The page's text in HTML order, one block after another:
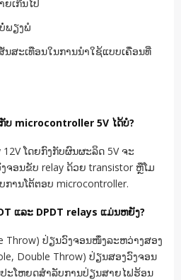
ເກີນໄປ
ພຽງພໍ
ສະເທືອນໃນການນຳໃຊ້ແບບເຄື່ອນທີ່
ບ microcontroller 5V ໄດ້ບໍ?
ໂດຍກົງກັບຜົນຜະລິດ 5V ຈະ
ຈອນຂັບ relay ດ້ວຍ transistor ຫຼືໂມ
ານໂຕ້ຕອບ microcontroller.
ແລະ DPDT relays ແມ່ນຫຍັງ?
Throw) ປ່ຽນວົງຈອນໜຶ່ງລະຫວ່າງສອງ
Double Throw) ປ່ຽນສອງວົງຈອນ
ະໂຫຍດສໍາລັບການປ່ຽນສາຍໄຟຮ້ອນ